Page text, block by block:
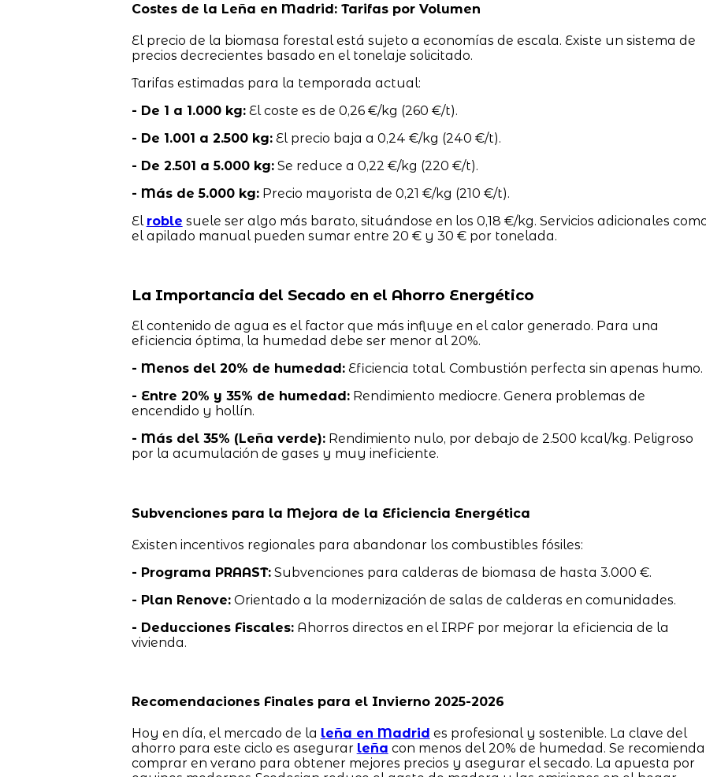
Costes de la Leña en Madrid: Tarifas por Volumen
El precio de la biomasa forestal está sujeto a economías de escala. Existe un sistema de
precios decrecientes basado en el tonelaje solicitado.
Tarifas estimadas para la temporada actual:
- De 1 a 1.000 kg:El coste es de 0,26 €/kg (260 €/t).
- De 1.001 a 2.500 kg:El precio baja a 0,24 €/kg (240 €/t).
- De 2.501 a 5.000 kg:Se reduce a 0,22 €/kg (220 €/t).
- Más de 5.000 kg:Precio mayorista de 0,21 €/kg (210 €/t).
El roble suele ser algo más barato, situándose en los 0,18 €/kg. Servicios adicionales
el apilado manual pueden sumar entre 20 € y 30 € por tonelada.
La Importancia del Secado en el Ahorro Energético
El contenido de agua es el factor que más influye en el calor generado. Para una
eficiencia óptima, la humedad debe ser menor al 20%.
- Menos del 20% de humedad:Eficiencia total. Combustión perfecta sin apenas humo.
- Entre 20% y 35% de humedad:Rendimiento mediocre. Genera problemas de
encendido y hollín.
- Más del 35% (Leña verde):Rendimiento nulo, por debajo de 2.500 kcal/kg. Peligroso
por la acumulación de gases y muy ineficiente.
Subvenciones para la Mejora de la Eficiencia Energética
Existen incentivos regionales para abandonar los combustibles fósiles:
- Programa PRAAST:Subvenciones para calderas de biomasa de hasta 3.000 €.
- Plan Renove:Orientado a la modernización de salas de calderas en comunidades.
- Deducciones Fiscales:Ahorros directos en el IRPF por mejorar la eficiencia de la
vivienda.
Recomendaciones Finales para el Invierno 2025-2026
Hoy en día, el mercado de la leña en Madrid es profesional y sostenible. La clave del
ahorro para este ciclo es asegurar leña con menos del 20% de humedad. Se recomienda
comprar en verano para obtener mejores precios y asegurar el secado. La apuesta por